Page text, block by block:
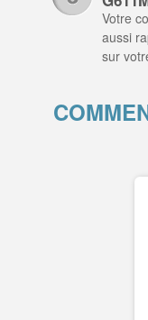
Votre
aussi
sur